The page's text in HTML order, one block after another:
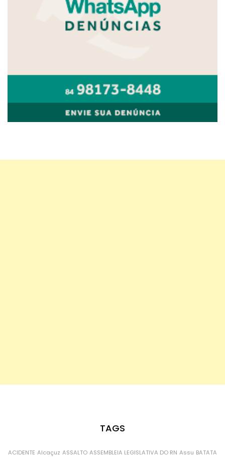
TAGS
ACIDENTE Alcaçuz ASSALTO ASSEMBLEIA LEGISLATIVA DO RN Assu BATATA